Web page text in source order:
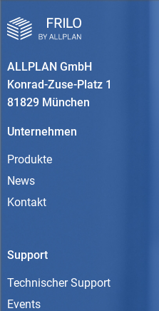
ALLPLAN GmbH
Konrad-Zuse-Platz 1
81829 München
Unternehmen
Produkte
News
Kontakt
Support
Technischer Support
Events